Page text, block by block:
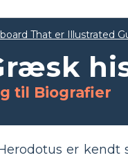
That er Illustrated
til Biografier
er kendt